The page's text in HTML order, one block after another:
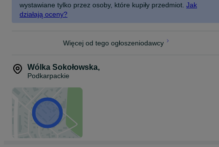
wystawiane tylko przez osoby, które kupiły przedmiot. Jak
działają oceny?
Więcej od tego ogłoszeniodawcy
Wólka Sokołowska,
Podkarpackie